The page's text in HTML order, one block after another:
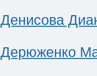
Денисова
Дерюженко